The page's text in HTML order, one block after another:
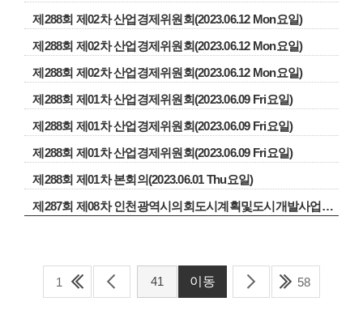
제288회 제02차 산업경제위원회(2023.06.12 Mon요일)
제288회 제02차 산업경제위원회(2023.06.12 Mon요일)
제288회 제02차 산업경제위원회(2023.06.12 Mon요일)
제288회 제01차 산업경제위원회(2023.06.09 Fri요일)
제288회 제01차 산업경제위원회(2023.06.09 Fri요일)
제288회 제01차 산업경제위원회(2023.06.09 Fri요일)
제288회 제01차 본회의(2023.06.01 Thu요일)
제287회 제08차 인천광역시의회도시계획및도시개발사업관련행정사무조사특별위원회(2023.05.17 Wed요일)
1 58